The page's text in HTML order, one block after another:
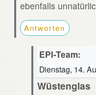
ebenfalls
Antworten
EPI-Team:
Dienstag, 14.
Wüstenglas